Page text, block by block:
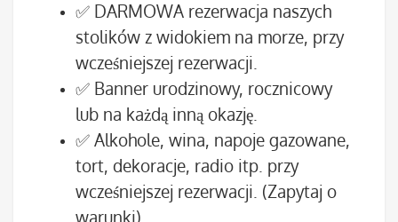
✅ DARMOWA rezerwacja naszych
stolików z widokiem na morze, przy
wcześniejszej rezerwacji.
✅ Banner urodzinowy, rocznicowy
lub na każdą inną okazję.
✅ Alkohole, wina, napoje gazowane,
tort, dekoracje, radio itp. przy
wcześniejszej rezerwacji. (Zapytaj o
warunki)